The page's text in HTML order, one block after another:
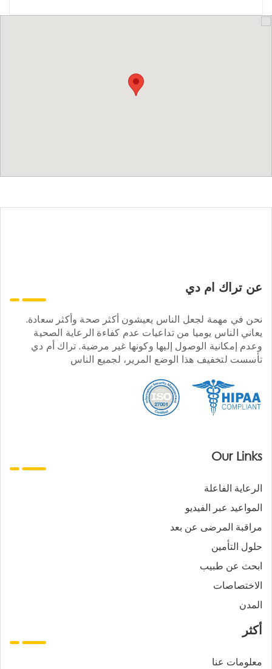
عن تراك ام دي
نحن في مهمة لجعل الناس يعيشون أكثر صحة وأكثر سعادة.
يعاني الناس يوميا من تداعيات عدم كفاءة الرعاية الصحية
وعدم إمكانية الوصول إليها وكونها غير مرضية. تراك أم دي
تأسست لتخفيف هذا الوضع المرير، لجميع الناس
Our Links
الرعاية الفاعلة
المواعيد عبر الفيديو
مراقبة المرضى عن بعد
حلول التأمين
ابحث عن طبيب
الاختصاصات
المدن
أكثر
معلومات عنا